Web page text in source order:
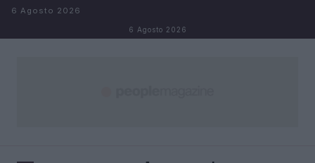
Salta al contenuto
6 Agosto 2026
6 Agosto 2026